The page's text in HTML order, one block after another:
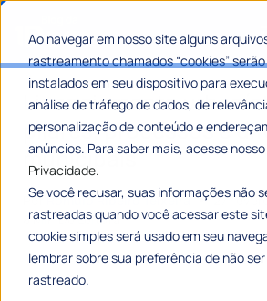
Ao navegar em nosso site alguns
rastreamento chamados “cookies” serão
instalados em seu dispositivo para
análise de tráfego de dados, de
personalização de conteúdo e
anúncios. Para saber mais, acesse nosso
Privacidade.
Se você recusar, suas informações não
rastreadas quando você acessar este
cookie simples será usado em seu
lembrar sobre sua preferência de não ser
rastreado.
Licenciamento
pilares, processos e
municipais
Por Romulo Ribeiro Teixeira
27
8 Min De Leitura